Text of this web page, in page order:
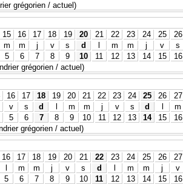
grégorien / actuel)
15 16 17 18 19 20 21 22 23 24 25 26
m m j v s d l m m j v s
5 6 7 8 9 10 11 12 13 14 15 16
grégorien / actuel)
16 17 18 19 20 21 22 23 24 25 26 27
v s d m m j v s d m
5 6 7 8 9 10 11 12 13 14 15 16
grégorien / actuel)
16 17 18 19 20 21 22 23 24 25 26 27
m m j v s d m m j v
5 6 7 8 9 10 11 12 13 14 15 16